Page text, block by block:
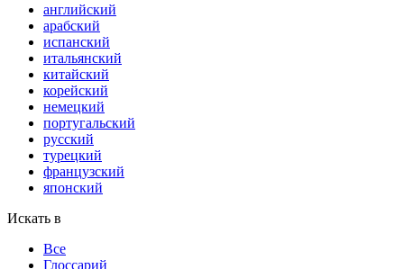
английский
арабский
испанский
итальянский
китайский
корейский
немецкий
португальский
русский
турецкий
французский
японский
Искать в
Все
Глоссарий